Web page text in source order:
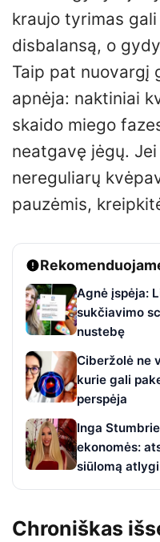
kraujo tyrimas
disbalansą, o
Taip pat nuovargį
apnėja: naktiniai
skaido miego
neatgavę jėgų.
nereguliarų
pauzėmis,
Agnė įspėja:
sukčiavimo
nustebę
Ciberžolė ne
kurie gali
perspėja
Inga
ekonomės:
siūlomą
Chroniškas